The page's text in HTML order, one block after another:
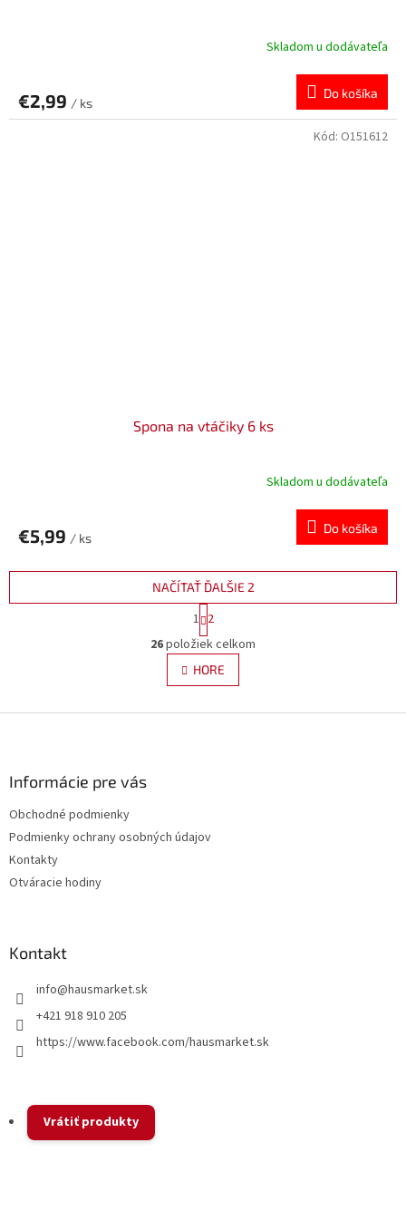
Skladom u dodávateľa
€2,99 / ks
Do košíka
Spona na vtáčiky 6 ks
Skladom u dodávateľa
€5,99 / ks
Do košíka
Kód: O151612
O
v
l
á
k
NAČÍTAŤ ĎALŠIE 2
S
t
r
á
n
k
v
1 2
26položiek celkom
HORE
Informácie pre vás
Obchodné podmienky
Podmienky ochrany osobných údajov
Kontakty
Otváracie hodiny
Kontakt
info@hausmarket.sk
+421 918 910 205
https://www.facebook.com/hausmarket.sk
Vrátiť produkty